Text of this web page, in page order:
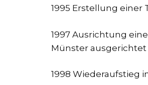
1995 Erstellung einer
1997 Ausrichtung
Münster
1998 Wiederaufstieg